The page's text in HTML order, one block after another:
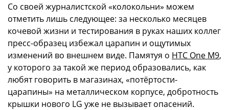
Со своей журналистской «колокольни» можем
отметить лишь следующее: за несколько месяцев
кочевой жизни и тестирования в руках наших коллег
пресс-образец избежал царапин и ощутимых
изменений во внешнем виде. Памятуя о HTC One M9,
у которого за такой же период образовались, как
любят говорить в магазинах, «потёртости-
царапины» на металлическом корпусе, добротность
крышки нового LG уже не вызывает опасений.